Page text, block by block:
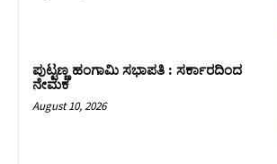
ಪುಟ್ಟಣ್ಣ ಹಂಗಾಮಿ ಸಭಾಪತಿ : ಸರ್ಕಾರದಿಂದ
ನೇಮಕ
August 10, 2026